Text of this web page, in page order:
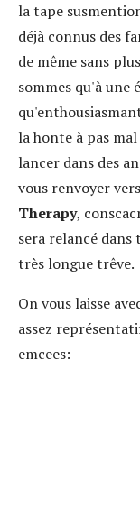
la tape
déjà connus des
de même sans
sommes qu'à une
la honte à pas
lancer dans des
vous renvoyer
Therapy,
sera relancé dans
très longue trêve.
On vous laisse
assez
emcees: